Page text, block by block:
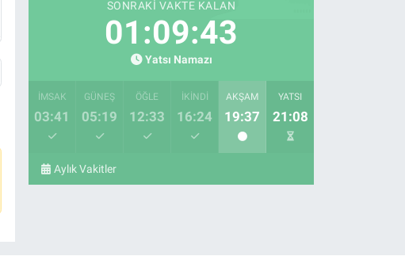
SONRAKI VAKTE KALAN
01:09:42
Yatsı Namazı
İMSAK
03:41
GÜNEŞ
05:19
ÖĞLE
12:33
İKINDI
16:24
AKŞAM
19:37
YATSI
21:08
Aylık Vakitler